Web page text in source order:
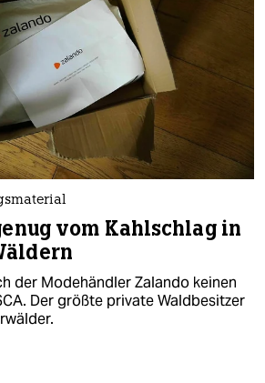
vom Kahlschlag in
der Modehändler Zalando keinen
Der größte private Waldbesitzer